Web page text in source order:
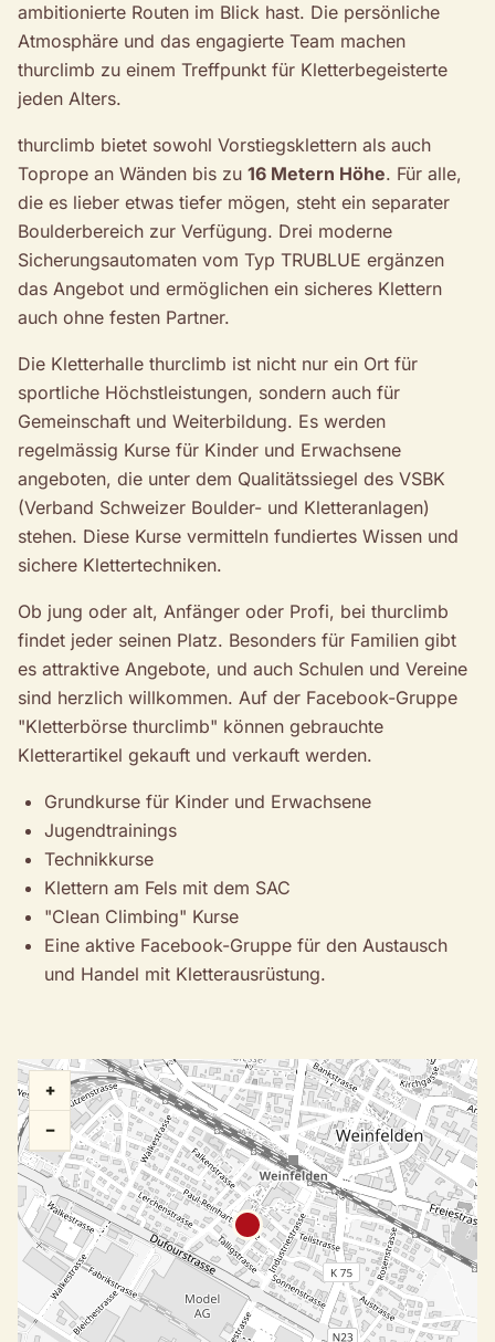
ambitionierte Routen im Blick hast. Die persönliche
Atmosphäre und das engagierte Team machen
thurclimb zu einem Treffpunkt für Kletterbegeisterte
jeden Alters.
thurclimb bietet sowohl Vorstiegsklettern als auch
Toprope an Wänden bis zu 16 Metern Höhe. Für alle,
die es lieber etwas tiefer mögen, steht ein separater
Boulderbereich zur Verfügung. Drei moderne
Sicherungsautomaten vom Typ TRUBLUE ergänzen
das Angebot und ermöglichen ein sicheres Klettern
auch ohne festen Partner.
Die Kletterhalle thurclimb ist nicht nur ein Ort für
sportliche Höchstleistungen, sondern auch für
Gemeinschaft und Weiterbildung. Es werden
regelmässig Kurse für Kinder und Erwachsene
angeboten, die unter dem Qualitätssiegel des VSBK
(Verband Schweizer Boulder- und Kletteranlagen)
stehen. Diese Kurse vermitteln fundiertes Wissen und
sichere Klettertechniken.
Ob jung oder alt, Anfänger oder Profi, bei thurclimb
findet jeder seinen Platz. Besonders für Familien gibt
es attraktive Angebote, und auch Schulen und Vereine
sind herzlich willkommen. Auf der Facebook-Gruppe
"Kletterbörse thurclimb" können gebrauchte
Kletterartikel gekauft und verkauft werden.
Grundkurse für Kinder und Erwachsene
Jugendtrainings
Technikkurse
Klettern am Fels mit dem SAC
"Clean Climbing" Kurse
Eine aktive Facebook-Gruppe für den Austausch
und Handel mit Kletterausrüstung.
+
−